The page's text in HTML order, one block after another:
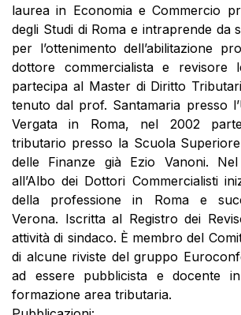
laurea in Economia e Commercio
degli Studi di Roma e intraprende da
per l’ottenimento dell’abilitazione
dottore commercialista e revisore
partecipa al Master di Diritto
tenuto dal prof. Santamaria presso
Vergata in Roma, nel 2002
tributario presso la Scuola Superiore
delle Finanze già Ezio Vanoni.
all’Albo dei Dottori Commercialisti
della professione in Roma e
Verona. Iscritta al Registro dei
attività di sindaco. È membro del
di alcune riviste del gruppo
ad essere pubblicista e docente
formazione area tributaria.